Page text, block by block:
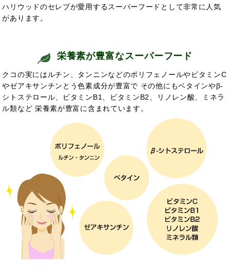
ハリウッドのセレブが愛用するスーパーフードとして非常に人気
があります。
栄養素が豊富なスーパーフード
クコの実にはルチン、タンニンなどのポリフェノールやビタミンC
やゼアキサンチンとう色素成分が豊富で その他にもベタインやβ-
シトステロール、ビタミンB1、ビタミンB2、リノレン酸、ミネラ
ル類など 栄養素が豊富に含まれています。